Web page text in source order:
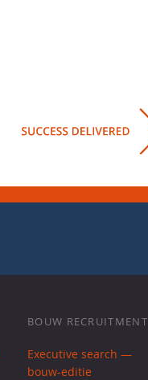
BOUW RECRUITMENT
Executive search —
bouw-editie